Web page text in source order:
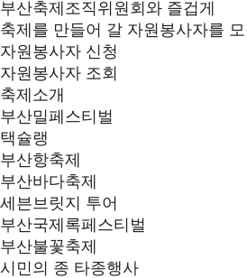
부산축제조직위원회와 즐겁게
축제를 만들어 갈 자원봉사자를
자원봉사자 신청
자원봉사자 조회
축제소개
부산밀페스티벌
택슐랭
부산항축제
부산바다축제
세븐브릿지 투어
부산국제록페스티벌
부산불꽃축제
시민의 종 타종행사